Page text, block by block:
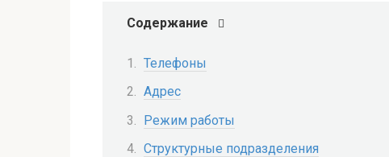
Содержание
Телефоны
Адрес
Режим работы
Структурные подразделения